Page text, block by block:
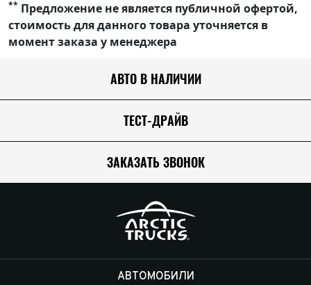
** Предложение не является публичной офертой,
стоимость для данного товара уточняется в
момент заказа у менеджера
АВТО В НАЛИЧИИ
ТЕСТ-ДРАЙВ
ЗАКАЗАТЬ ЗВОНОК
АВТОМОБИЛИ